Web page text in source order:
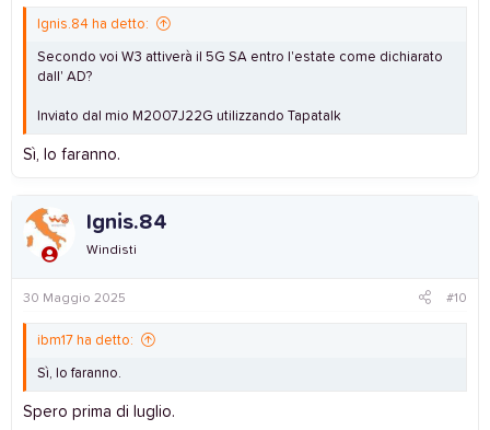
Ignis.84 ha detto:
Secondo voi W3 attiverà il 5G SA entro l'estate come dichiarato
dall' AD?
Inviato dal mio M2007J22G utilizzando Tapatalk
Sì, lo faranno.
Ignis.84
Windisti
30 Maggio 2025 #10
ibm17 ha detto:
Sì, lo faranno.
Spero prima di luglio.